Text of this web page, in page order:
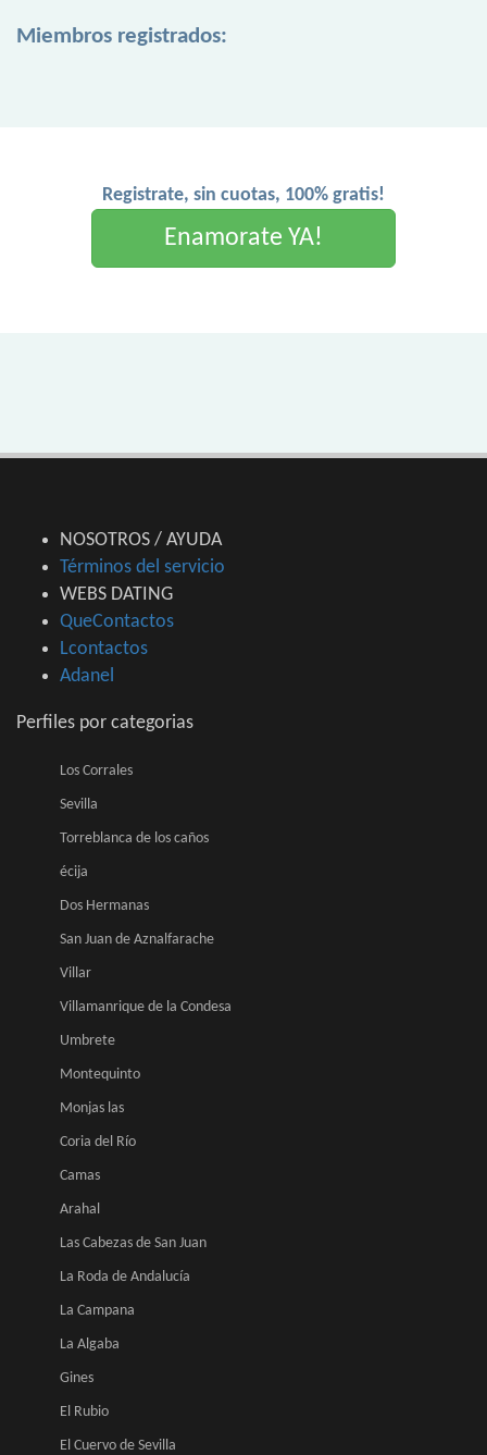
Miembros registrados:
Registrate, sin cuotas, 100% gratis!
Enamorate YA!
NOSOTROS / AYUDA
Términos del servicio
WEBS DATING
QueContactos
Lcontactos
Adanel
Perfiles por categorias
Los Corrales
Sevilla
Torreblanca de los caños
écija
Dos Hermanas
San Juan de Aznalfarache
Villar
Villamanrique de la Condesa
Umbrete
Montequinto
Monjas las
Coria del Río
Camas
Arahal
Las Cabezas de San Juan
La Roda de Andalucía
La Campana
La Algaba
Gines
El Rubio
El Cuervo de Sevilla